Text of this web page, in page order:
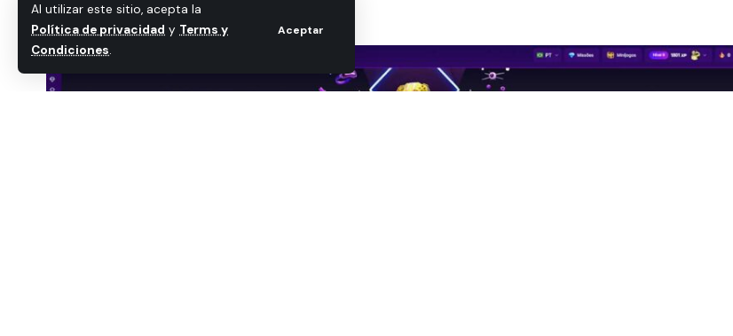
Al utilizar este sitio, acepta la
Política de privacidad y Terms y
Condiciones.
Aceptar